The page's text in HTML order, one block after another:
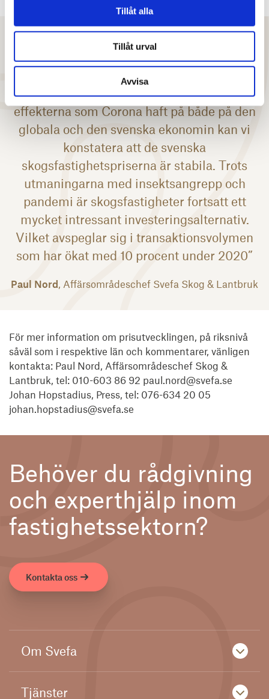
Tillåt alla
Tillåt urval
Avvisa
”Även om fjolåret var ett år präglat av
pandemin och de mycket negativa
effekterna som Corona haft på både på den
globala och den svenska ekonomin kan vi
konstatera att de svenska
skogsfastighetspriserna är stabila. Trots
utmaningarna med insektsangrepp och
pandemi är skogsfastigheter fortsatt ett
mycket intressant investeringsalternativ.
Vilket avspeglar sig i transaktionsvolymen
som har ökat med 10 procent under 2020”
Paul Nord , Affärsområdeschef Svefa Skog & Lantbruk
För mer information om prisutvecklingen, på riksnivå
såväl som i respektive län och kommentarer, vänligen
kontakta: Paul Nord, Affärsområdeschef Skog &
Lantbruk, tel: 010-603 86 92 paul.nord@svefa.se
Johan Hopstadius, Press, tel: 076-634 20 05
johan.hopstadius@svefa.se
Behöver du rådgivning
och experthjälp inom
fastighetssektorn?
Kontakta oss
Om Svefa
Tjänster